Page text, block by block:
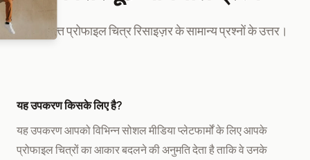
हमारे मुफ्त प्रोफाइल चित्र रिसाइज़र के सामान्य प्रश्नों के उत्तर।
यह उपकरण किसके लिए है?
यह उपकरण आपको विभिन्न सोशल मीडिया प्लेटफार्मों के लिए आपके
प्रोफाइल चित्रों का आकार बदलने की अनुमति देता है ताकि वे उनके